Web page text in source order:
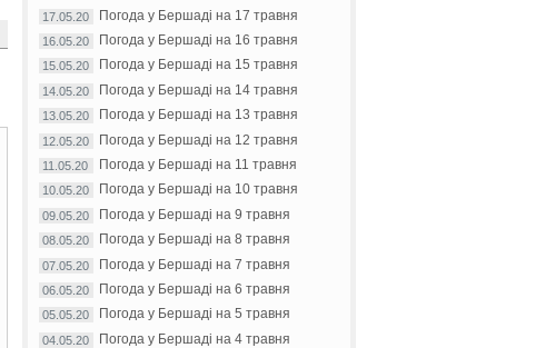
17.05.20 Погода у Бершаді на 17 травня
16.05.20 Погода у Бершаді на 16 травня
15.05.20 Погода у Бершаді на 15 травня
14.05.20 Погода у Бершаді на 14 травня
13.05.20 Погода у Бершаді на 13 травня
12.05.20 Погода у Бершаді на 12 травня
11.05.20 Погода у Бершаді на 11 травня
10.05.20 Погода у Бершаді на 10 травня
09.05.20 Погода у Бершаді на 9 травня
08.05.20 Погода у Бершаді на 8 травня
07.05.20 Погода у Бершаді на 7 травня
06.05.20 Погода у Бершаді на 6 травня
05.05.20 Погода у Бершаді на 5 травня
04.05.20 Погода у Бершаді на 4 травня